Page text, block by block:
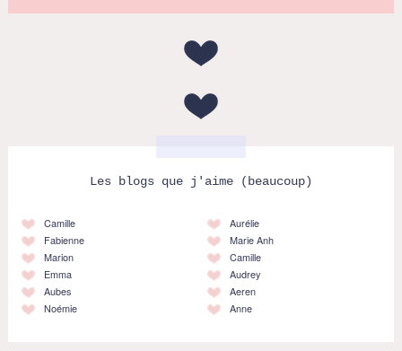
Les blogs que j'aime (beaucoup)
Camille
Fabienne
Marion
Emma
Aubes
Noémie
Aurélie
Marie Anh
Camille
Audrey
Aeren
Anne